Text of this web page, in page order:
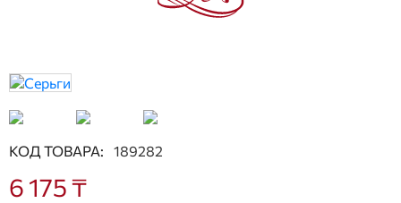
КОД ТОВАРА: 189282
6 175 ₸